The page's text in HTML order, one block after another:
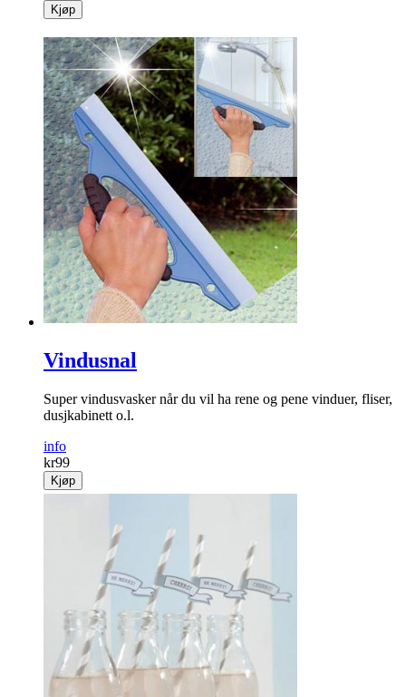
Kjøp
Vindusnal
Super vindusvasker når du vil ha rene og pene vinduer, fliser,
dusjkabinett o.l.
info
kr99
Kjøp